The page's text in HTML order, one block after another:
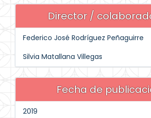
Director /
Federico José Rodríguez Peñaguirre
Silvia Matallana Villegas
Fecha de
2019